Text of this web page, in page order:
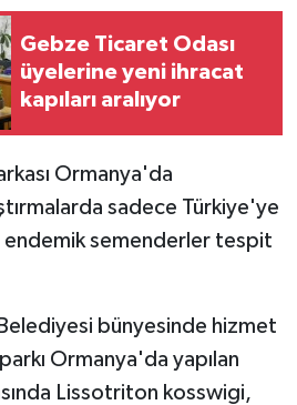
Gebze Ticaret Odası
üyelerine yeni ihracat
kapıları aralıyor
Ormanya'da
sadece Türkiye'ye
semenderler tespit
bünyesinde hizmet
Ormanya'da yapılan
Lissotriton kosswigi,